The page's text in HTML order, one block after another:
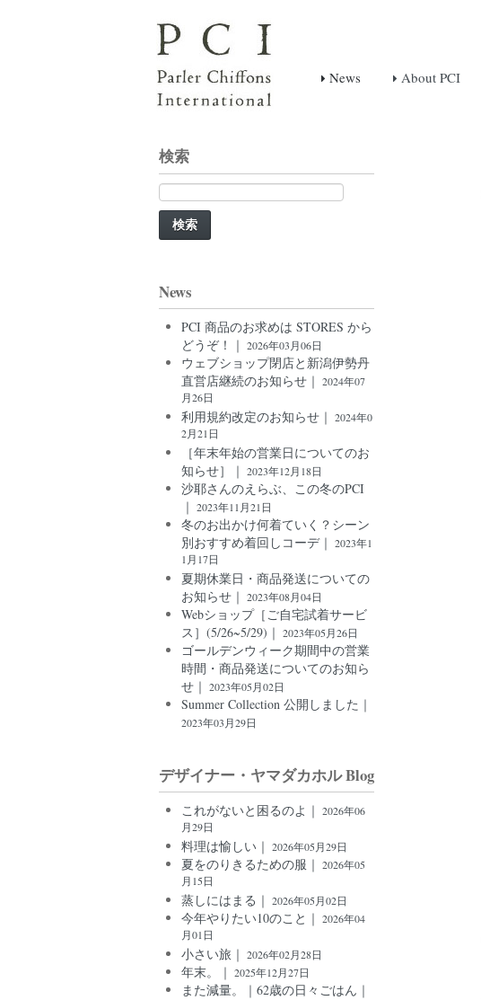
News About PCI
検索
検
索:
News
PCI 商品のお求めは STORES から
どうぞ！｜ 2026年03月06日
ウェブショップ閉店と新潟伊勢丹
直営店継続のお知らせ｜ 2024年07
月26日
利用規約改定のお知らせ｜ 2024年0
2月21日
［年末年始の営業日についてのお
知らせ］｜ 2023年12月18日
沙耶さんのえらぶ、この冬のPCI
｜ 2023年11月21日
冬のお出かけ何着ていく？シーン
別おすすめ着回しコーデ｜ 2023年1
1月17日
夏期休業日・商品発送についての
お知らせ｜ 2023年08月04日
Webショップ［ご自宅試着サービ
ス］(5/26~5/29)｜ 2023年05月26日
ゴールデンウィーク期間中の営業
時間・商品発送についてのお知ら
せ｜ 2023年05月02日
Summer Collection 公開しました｜
2023年03月29日
デザイナー・ヤマダカホル Blog
これがないと困るのよ｜ 2026年06
月29日
料理は愉しい｜ 2026年05月29日
夏をのりきるための服｜ 2026年05
月15日
蒸しにはまる｜ 2026年05月02日
今年やりたい10のこと｜ 2026年04
月01日
小さい旅｜ 2026年02月28日
年末。｜ 2025年12月27日
また減量。｜62歳の日々ごはん｜